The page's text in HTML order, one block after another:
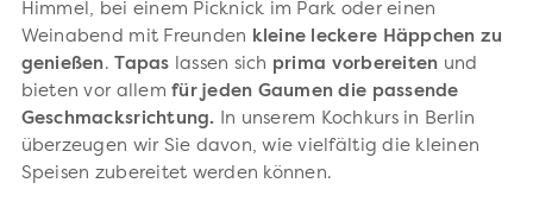
Himmel, bei einem Picknick im Park oder einen
Weinabend mit Freunden kleine leckere Häppchen zu
genießen. Tapas lassen sich prima vorbereiten und
bieten vor allemfür jeden Gaumen die passende
Geschmacksrichtung. In unserem Kochkurs in Berlin
überzeugen wir Sie davon, wie vielfältig die kleinen
Speisen zubereitet werden können.